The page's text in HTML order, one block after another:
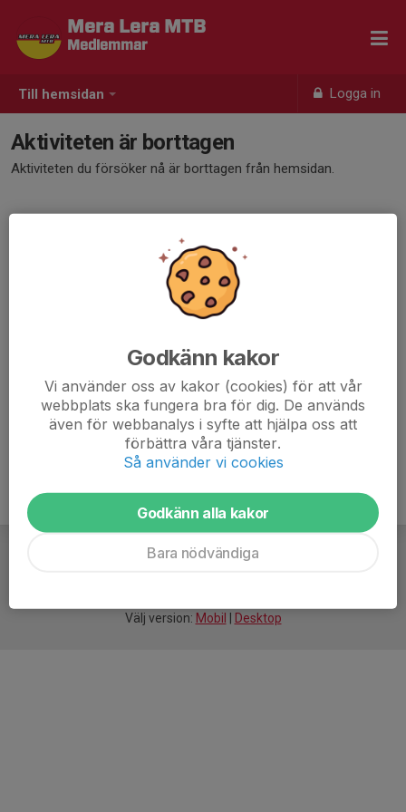
Till hemsidan Logga in
Mera Lera MTB
Medlemmar
Aktiviteten är borttagen
Aktiviteten du försöker nå är borttagen från hemsidan.
Välj version: Mobil Desktop
Godkänn kakor
Vi använder oss av kakor (cookies) för att vår
webbplats ska fungera bra för dig. De används
även för webbanalys i syfte att hjälpa oss att
förbättra våra tjänster.
Så använder vi cookies
Godkänn alla kakor
Bara nödvändiga